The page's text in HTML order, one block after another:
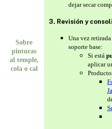
Sobre
pinturas
al temple,
cola o cal
dejar secar
3. Revisión y
Una vez
soporte base:
Si está
aplicar